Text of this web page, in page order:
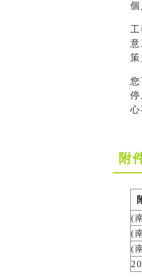
心
附
(
(
(